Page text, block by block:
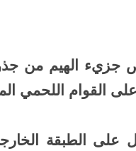
جزيء الهيم من
القوام اللحمي
على الطبقة